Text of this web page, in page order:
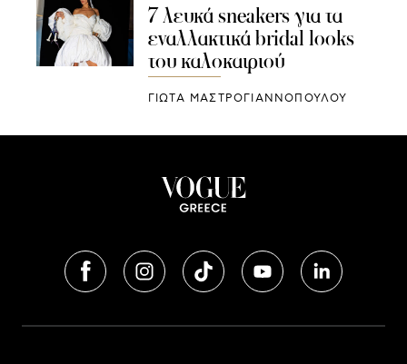
7 λευκά sneakers για τα
εναλλακτικά bridal looks
του καλοκαιριού
ΓΙΩΤΑ ΜΑΣΤΡΟΓΙΑΝΝΟΠΟΥΛΟΥ